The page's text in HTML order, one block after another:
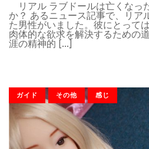
リアル ラブドールは亡くなっ
か？ あるニュース記事で、リア
た男性がいました。彼にとって
肉体的な欲求を解決するための
涯の精神的 […]
ガイド その他 感じ